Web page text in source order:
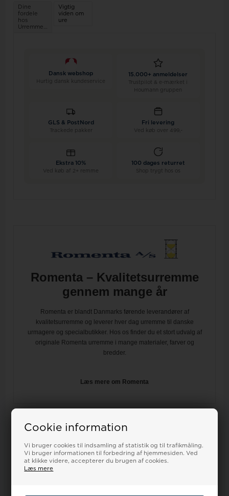
Cookie information
Vi bruger cookies til indsamling af statistik og til trafikmåling.
Vi bruger informationen til forbedring af hjemmesiden. Ved
at klikke videre, accepterer du brugen af cookies.
Læs mere
Dine
fordele
hos
Urremmen.dk
Vigtig
viden om
ure
Dansk webshop
Hurtig dansk kundeservice
15.000+ anmeldelser
Trustpilot & e-mærket i
Houmann gruppen
GLS & PostNord
Trackede pakker
Fri levering
Ved køb over 499,-
Ekstra 10%
Ved køb af 2+ remme
100 dages returret
Shop trygt hos os
Romenta – Kvalitetsurremme
gennem mange år
Romenta er blandt Danmarks førende leverandører af
kvalitetsurremme og leverer hver dag urremme til danske
urmagere og specialbutikker. Hos os finder du et stort udvalg af
originale Romenta urremme i mange materialer, farver og
bredder.
Læs mere om Romenta
Relaterede varer